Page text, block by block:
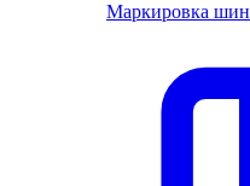
Маркировка шин